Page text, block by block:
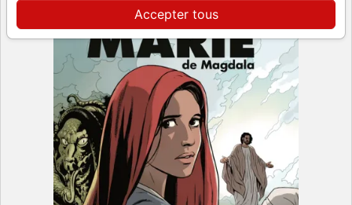
Accepter tous